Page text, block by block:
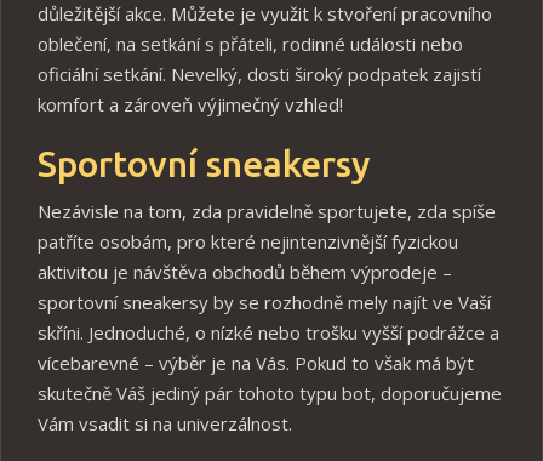
důležitější akce. Můžete je využit k stvoření pracovního
oblečení, na setkání s přáteli, rodinné události nebo
oficiální setkání. Nevelký, dosti široký podpatek zajistí
komfort a zároveň výjimečný vzhled!
Sportovní sneakersy
Nezávisle na tom, zda pravidelně sportujete, zda spíše
patříte osobám, pro které nejintenzivnější fyzickou
aktivitou je návštěva obchodů během výprodeje –
sportovní sneakersy by se rozhodně mely najít ve Vaší
skříni. Jednoduché, o nízké nebo trošku vyšší podrážce a
vícebarevné – výběr je na Vás. Pokud to však má být
skutečně Váš jediný pár tohoto typu bot, doporučujeme
Vám vsadit si na univerzálnost.